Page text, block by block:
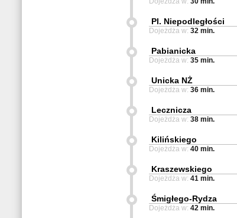
Pl. Niepodległości
Dojeżdża w: 32 min.
Pabianicka
Dojeżdża w: 35 min.
Unicka NŻ
Dojeżdża w: 36 min.
Lecznicza
Dojeżdża w: 38 min.
Kilińskiego
Dojeżdża w: 40 min.
Kraszewskiego
Dojeżdża w: 41 min.
Śmigłego-Rydza
Dojeżdża w: 42 min.